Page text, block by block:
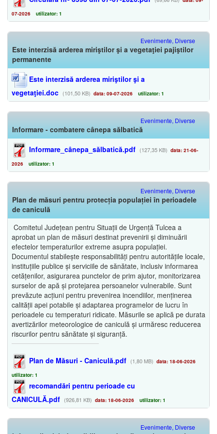
07-2026 utilizator: 1
Evenimente, Diverse
Este interzisă arderea miriştilor şi a vegetaţiei pajiştilor
permanente
Este interzisă arderea miriştilor şi a
vegetaţiei.doc (101,50 KB) data: 09-07-2026 utilizator: 1
Evenimente, Diverse
Informare - combatere cânepa sălbatică
Informare_cânepa_sălbatică.pdf (127,35 KB) data: 21-06-
2026 utilizator: 1
Evenimente, Diverse
Plan de măsuri pentru protecția populației în perioadele
de caniculă
Comitetul Județean pentru Situații de Urgență Tulcea a
aprobat un plan de măsuri destinat prevenirii și diminuării
efectelor temperaturilor extreme asupra populației.
Documentul stabilește responsabilități pentru autoritățile locale,
instituțiile publice și serviciile de sănătate, inclusiv informarea
cetățenilor, asigurarea punctelor de prim ajutor, monitorizarea
surselor de apă și protejarea persoanelor vulnerabile. Sunt
prevăzute acțiuni pentru prevenirea incendiilor, menținerea
calității apei potabile și adaptarea programelor de lucru în
perioadele cu temperaturi ridicate. Măsurile se aplică pe durata
avertizărilor meteorologice de caniculă și urmăresc reducerea
riscurilor pentru sănătate și siguranță.
Plan de Măsuri - Caniculă.pdf (1,80 MB) data: 18-06-2026
utilizator: 1
recomandări pentru perioade cu
CANICULĂ.pdf (926,81 KB) data: 18-06-2026 utilizator: 1
Evenimente, Diverse